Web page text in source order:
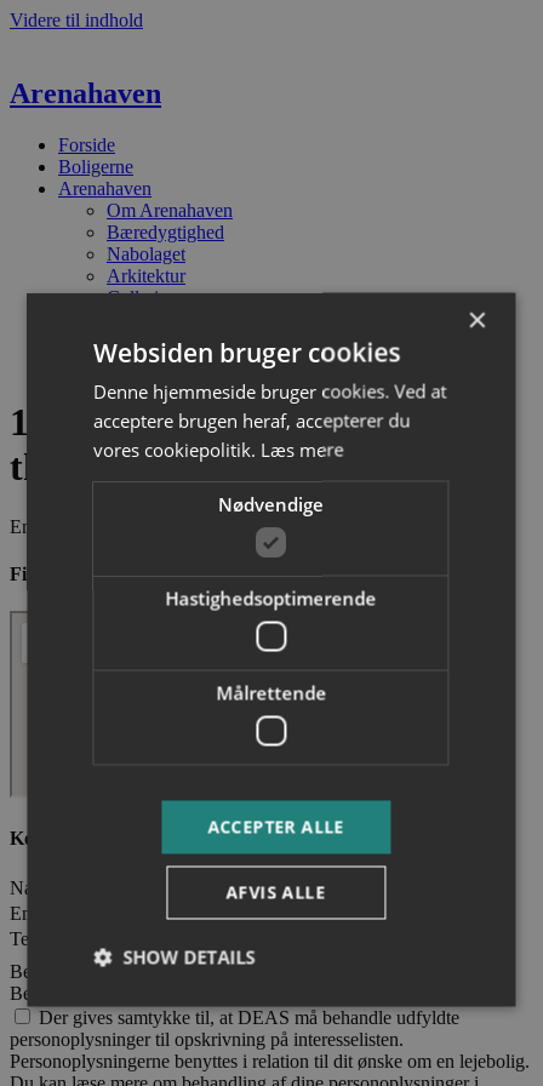
Videre til indhold
Arenahaven
Forside
Boligerne
Arenahaven
Om Arenahaven
Bæredygtighed
Nabolaget
Arkitektur
Galleri
Kontakt
Find vej
130 – Hannemanns Alle 44B, 2
th
Emneord
Find vej til Arenahaven
Kontakt DEAS A/S
Navn
Email
Telefonnummer
Besked
Behandling af persondata
Der gives samtykke til, at DEAS må behandle udfyldte
personoplysninger til opskrivning på interesselisten.
Personoplysningerne benyttes i relation til dit ønske om en lejebolig.
×
Websiden bruger cookies
Denne hjemmeside bruger cookies. Ved at
acceptere brugen heraf, accepterer du
vores cookiepolitik. Læs mere
Nødvendige
Hastighedsoptimerende
Målrettende
ACCEPTER ALLE
AFVIS ALLE
SHOW DETAILS
Nødvendige
Hastighedsoptimerende